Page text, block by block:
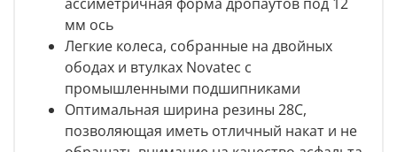
мм ось
Легкие колеса, собранные на двойных
ободах и втулках Novatec с
промышленными подшипниками
Оптимальная ширина резины 28С,
позволяющая иметь отличный накат и не